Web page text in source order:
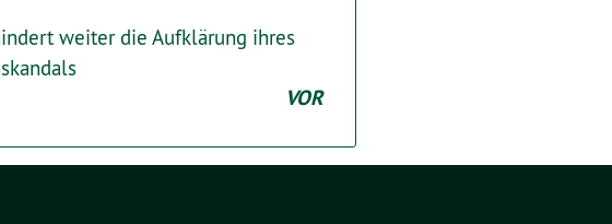
weiter die Aufklärung ihres
VOR